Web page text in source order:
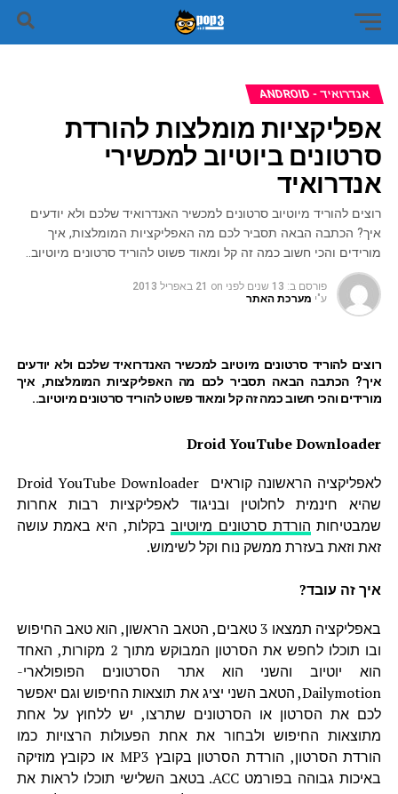
אנדרואיד - ANDROID
אפליקציות מומלצות להורדת
סרטונים ביוטיוב למכשירי
אנדרואיד
רוצים להוריד מיוטיוב סרטונים למכשיר האנדרואיד שלכם ולא יודעים
איך? הכתבה הבאה תסביר לכם מה האפליקציות המומלצות, איך
מורידים והכי חשוב כמה זה קל ומאוד פשוט להוריד סרטונים מיוטיוב..
פורסם ב: 13 שנים לפני on 21 באפריל 2013
ע"י מערכת האתר
רוציםלהוריד סרטונים מיוטיוב למכשיר האנדרואיד שלכם ולא יודעים
איך? הכתבה הבאה תסביר לכם מה האפליקציות המומלצות, איך
מורידים והכי חשוב כמה זה קל ומאוד פשוט להוריד סרטונים מיוטיוב..
Droid YouTube Downloader
לאפליקציה הראשונה קוראים Droid YouTube Downloader
שהיא חינמית לחלוטין ובניגוד לאפליקציות רבות אחרות
שמבטיחות הורדת סרטונים מיוטיובבקלות, היא באמת עושה
זאת וזאת בעזרת ממשק נוח וקל לשימוש.
איך זה עובד?
באפליקציה תמצאו 3 טאבים, הטאב הראשון, הוא טאב החיפוש
ובו תוכלו לחפש את הסרטון המבוקש מתוך 2 מקורות, האחד
הוא יוטיוב והשני הוא אתר הסרטונים הפופולארי-
Dailymotion, הטאב השני יציג את תוצאות החיפוש וגם יאפשר
לכם את הסרטון או הסרטונים שתרצו, יש ללחוץ על אחת
מתוצאות החיפוש ולבחור את אחת הפעולות הרצויות כמו
הורדת הסרטון, הורדת הסרטון בקובץ MP3 או כקובץ מוזיקה
באיכות גבוהה בפורמט ACC. בטאב השלישי תוכלו לראות את